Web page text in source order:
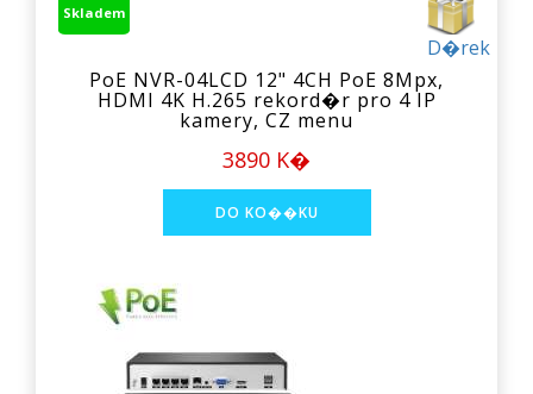
D�rek
Skladem
PoE NVR-04LCD 12" 4CH PoE 8Mpx,
HDMI 4K H.265 rekord�r pro 4 IP
kamery, CZ menu
3890 K�